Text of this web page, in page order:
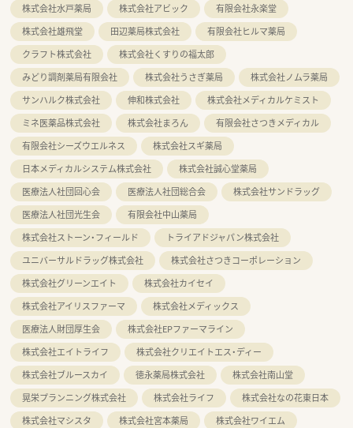
株式会社水戸薬局
株式会社アビック
有限会社永楽堂
株式会社雄飛堂
田辺薬局株式会社
有限会社ヒルマ薬局
クラフト株式会社
株式会社くすりの福太郎
みどり調剤薬局有限会社
株式会社うさぎ薬局
株式会社ノムラ薬局
サンハルク株式会社
伸和株式会社
株式会社メディカルケミスト
ミネ医薬品株式会社
株式会社まろん
有限会社さつきメディカル
有限会社シーズウエルネス
株式会社スギ薬局
日本メディカルシステム株式会社
株式会社誠心堂薬局
医療法人社団回心会
医療法人社団総合会
株式会社サンドラッグ
医療法人社団光生会
有限会社中山薬局
株式会社ストーン・フィールド
トライアドジャパン株式会社
ユニバーサルドラッグ株式会社
株式会社さつきコーポレーション
株式会社グリーンエイト
株式会社カイセイ
株式会社アイリスファーマ
株式会社メディックス
医療法人財団厚生会
株式会社EPファーマライン
株式会社エイトライフ
株式会社クリエイトエス・ディー
株式会社ブルースカイ
徳永薬局株式会社
株式会社南山堂
晃栄プランニング株式会社
株式会社ライフ
株式会社なの花東日本
株式会社マシスタ
株式会社宮本薬局
株式会社ワイエム